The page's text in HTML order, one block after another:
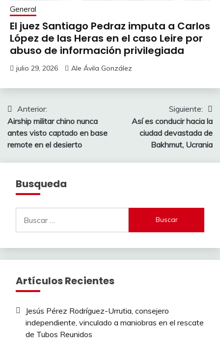
General
El juez Santiago Pedraz imputa a Carlos
López de las Heras en el caso Leire por
abuso de información privilegiada
julio 29, 2026 Ale Ávila González
Navegación
de
entradas
Anterior:
Airship militar chino nunca
antes visto captado en base
remote en el desierto
Siguiente:
Así es conducir hacia la
ciudad devastada de
Bakhmut, Ucrania
Busqueda
Artículos Recientes
Jesús Pérez Rodríguez-Urrutia, consejero
independiente, vinculado a maniobras en el rescate
de Tubos Reunidos